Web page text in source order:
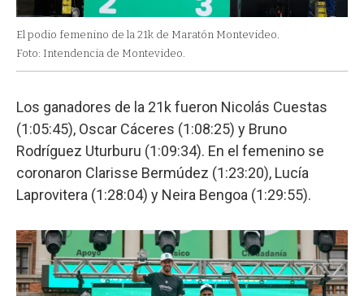
El podio femenino de la 21k de Maratón Montevideo.
Foto: Intendencia de Montevideo.
Los ganadores de la 21k fueron Nicolás Cuestas
(1:05:45), Oscar Cáceres (1:08:25) y Bruno
Rodríguez Uturburu (1:09:34). En el femenino se
coronaron Clarisse Bermúdez (1:23:20), Lucía
Laprovitera (1:28:04) y Neira Bengoa (1:29:55).